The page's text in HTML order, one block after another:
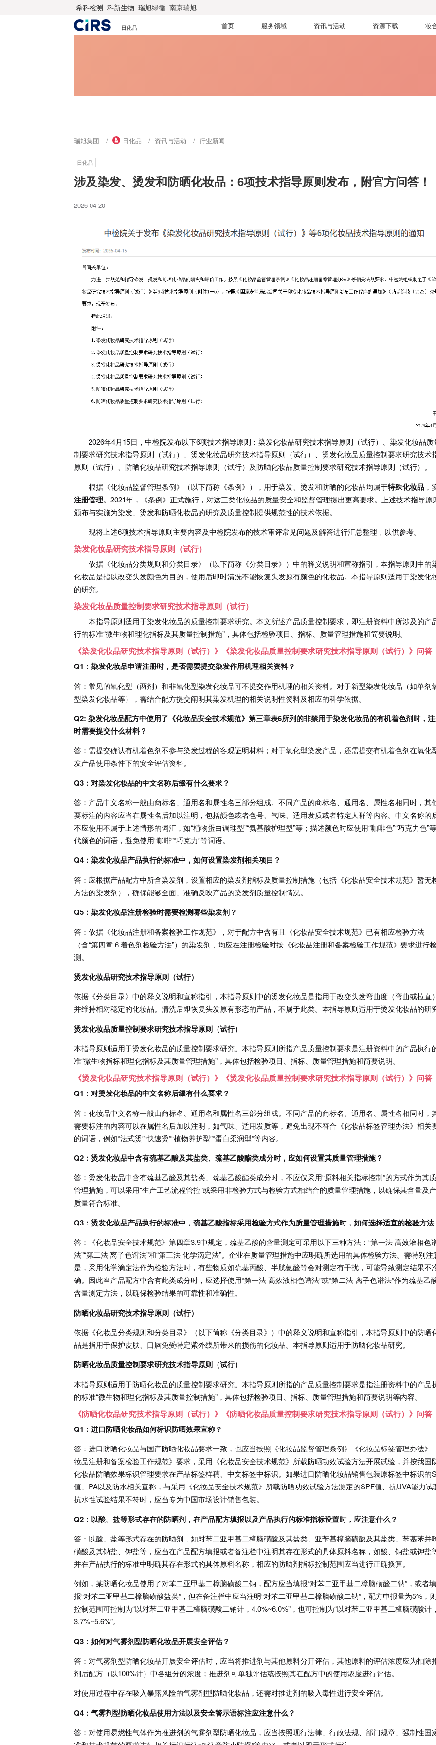
希科检测 科新生物 瑞旭绿循 南京瑞旭
日化品 首页 服务领域 资讯与活动 资源下载 妆
瑞旭集团 日化品 资讯与活动 行业新闻
日化品
涉及染发、烫发和防晒化妆品：6项技术指导原则发布，附官方问答！
2026-04-20
2026年4月15日，中检院发布以下6项技术指导原则：染发化妆品研究技术指导原则（试行）、染发化妆品质
制要求研究技术指导原则（试行）、烫发化妆品研究技术指导原则（试行）、烫发化妆品质量控制要求研究技术
原则（试行）、防晒化妆品研究技术指导原则（试行）及防晒化妆品质量控制要求研究技术指导原则（试行）。
根据《化妆品监督管理条例》（以下简称《条例》），用于染发、烫发和防晒的化妆品均属于特殊化妆品，
注册管理。2021年，《条例》正式施行，对这三类化妆品的质量安全和监督管理提出更高要求。上述技术指导原
颁布与实施为染发、烫发和防晒化妆品的研究及质量控制提供规范性的技术依据。
现将上述6项技术指导原则主要内容及中检院发布的技术审评常见问题及解答进行汇总整理，以供参考。
染发化妆品研究技术指导原则（试行）
依据《化妆品分类规则和分类目录》（以下简称《分类目录》）中的释义说明和宣称指引，本指导原则中的
化妆品是指以改变头发颜色为目的，使用后即时清洗不能恢复头发原有颜色的化妆品。本指导原则适用于染发化
的研究。
染发化妆品质量控制要求研究技术指导原则（试行）
本指导原则适用于染发化妆品的质量控制要求研究。本文所述产品质量控制要求，即注册资料中所涉及的产
行的标准“微生物和理化指标及其质量控制措施”，具体包括检验项目、指标、质量管理措施和简要说明。
《染发化妆品研究技术指导原则（试行）》《染发化妆品质量控制要求研究技术指导原则（试行）》问答
Q1：染发化妆品申请注册时，是否需要提交染发作用机理相关资料？
答：常见的氧化型（两剂）和非氧化型染发化妆品可不提交作用机理的相关资料。对于新型染发化妆品（如单剂
型染发化妆品等），需结合配方提交阐明其染发机理的相关说明性资料及相应的科学依据。
Q2: 染发化妆品配方中使用了《化妆品安全技术规范》第三章表6所列的非禁用于染发化妆品的有机着色剂时，
时需要提交什么材料？
答：需提交确认有机着色剂不参与染发过程的客观证明材料；对于氧化型染发产品，还需提交有机着色剂在氧化
发产品使用条件下的安全评估资料。
Q3：对染发化妆品的中文名称后缀有什么要求？
答：产品中文名称一般由商标名、通用名和属性名三部分组成。不同产品的商标名、通用名、属性名相同时，其
要标注的内容应当在属性名后加以注明，包括颜色或者色号、气味、适用发质或者特定人群等内容。中文名称的
不应使用不属于上述情形的词汇，如“植物蛋白调理型”“氨基酸护理型”等；描述颜色时应使用“咖啡色”“巧克力色”
代颜色的词语，避免使用“咖啡”“巧克力”等词语。
Q4：染发化妆品产品执行的标准中，如何设置染发剂相关项目？
答：应根据产品配方中所含染发剂，设置相应的染发剂指标及质量控制措施（包括《化妆品安全技术规范》暂无
方法的染发剂），确保能够全面、准确反映产品的染发剂质量控制情况。
Q5：染发化妆品注册检验时需要检测哪些染发剂？
答：依据《化妆品注册和备案检验工作规范》，对于配方中含有且《化妆品安全技术规范》已有相应检验方法
（含“第四章 6 着色剂检验方法”）的染发剂，均应在注册检验时按《化妆品注册和备案检验工作规范》要求进行
测。
烫发化妆品研究技术指导原则（试行）
依据《分类目录》中的释义说明和宣称指引，本指导原则中的烫发化妆品是指用于改变头发弯曲度（弯曲或拉直
并维持相对稳定的化妆品。清洗后即恢复头发原有形态的产品，不属于此类。本指导原则适用于烫发化妆品的研究
烫发化妆品质量控制要求研究技术指导原则（试行）
本指导原则适用于烫发化妆品的质量控制要求研究。本指导原则所指产品质量控制要求是注册资料中的产品执行
准“微生物指标和理化指标及其质量管理措施”，具体包括检验项目、指标、质量管理措施和简要说明。
《烫发化妆品研究技术指导原则（试行）》《烫发化妆品质量控制要求研究技术指导原则（试行）》问答
Q1：对烫发化妆品的中文名称后缀有什么要求？
答：化妆品中文名称一般由商标名、通用名和属性名三部分组成。不同产品的商标名、通用名、属性名相同时，
需要标注的内容可以在属性名后加以注明，如气味、适用发质等，避免出现不符合《化妆品标签管理办法》相关
的词语，例如“法式烫”“快速烫”“植物养护型”“蛋白柔润型”等内容。
Q2：烫发化妆品中含有巯基乙酸及其盐类、巯基乙酸酯类成分时，应如何设置其质量管理措施？
答：烫发化妆品中含有巯基乙酸及其盐类、巯基乙酸酯类成分时，不应仅采用“原料相关指标控制”的方式作为其
管理措施，可以采用“生产工艺流程管控”或采用非检验方式与检验方式相结合的质量管理措施，以确保其含量及
质量符合标准。
Q3：烫发化妆品产品执行的标准中，巯基乙酸指标采用检验方式作为质量管理措施时，如何选择适宜的检验方法
答：《化妆品安全技术规范》第四章3.9中规定，巯基乙酸的含量测定可采用以下三种方法：“第一法 高效液相色
法”“第二法 离子色谱法”和“第三法 化学滴定法”。企业在质量管理措施中应明确所选用的具体检验方法。需特别注
是，采用化学滴定法作为检验方法时，有些物质如巯基丙酸、半胱氨酸等会对测定有干扰，可能导致测定结果不
确。因此当产品配方中含有此类成分时，应选择使用“第一法 高效液相色谱法”或“第二法 离子色谱法”作为巯基乙
含量测定方法，以确保检验结果的可靠性和准确性。
防晒化妆品研究技术指导原则（试行）
依据《化妆品分类规则和分类目录》（以下简称《分类目录》）中的释义说明和宣称指引，本指导原则中的防晒
品是指用于保护皮肤、口唇免受特定紫外线所带来的损伤的化妆品。本指导原则适用于防晒化妆品研究。
防晒化妆品质量控制要求研究技术指导原则（试行）
本指导原则适用于防晒化妆品的质量控制要求研究。本指导原则所指的产品质量控制要求是指注册资料中的产品
的标准“微生物和理化指标及其质量控制措施”，具体包括检验项目、指标、质量管理措施和简要说明等内容。
《防晒化妆品研究技术指导原则（试行）》《防晒化妆品质量控制要求研究技术指导原则（试行）》问答
Q1：进口防晒化妆品如何标识防晒效果宣称？
答：进口防晒化妆品与国产防晒化妆品要求一致，也应当按照《化妆品监督管理条例》《化妆品标签管理办法》
妆品注册和备案检验工作规范》要求，采用《化妆品安全技术规范》所载防晒功效试验方法开展试验，并按我国
化妆品防晒效果标识管理要求在产品标签样稿、中文标签中标识。如果进口防晒化妆品销售包装原标签中标识的
值、PA以及防水相关宣称，与采用《化妆品安全技术规范》所载防晒功效试验方法测定的SPF值、抗UVA能力试
抗水性试验结果不符时，应当专为中国市场设计销售包装。
Q2：以酸、盐等形式存在的防晒剂，在产品配方填报以及产品执行的标准指标设置时，应注意什么？
答：以酸、盐等形式存在的防晒剂，如对苯二亚甲基二樟脑磺酸及其盐类、亚苄基樟脑磺酸及其盐类、苯基苯并
磺酸及其钠盐、钾盐等，应当在产品配方填报或者备注栏中注明其存在形式的具体原料名称，如酸、钠盐或钾盐
并在产品执行的标准中明确其存在形式的具体原料名称，相应的防晒剂指标控制范围应当进行正确换算。
例如，某防晒化妆品使用了对苯二亚甲基二樟脑磺酸二钠，配方应当填报“对苯二亚甲基二樟脑磺酸二钠”，或者填
报“对苯二亚甲基二樟脑磺酸盐类”，但在备注栏中应当注明“对苯二亚甲基二樟脑磺酸二钠”，配方申报量为5%，
控制范围可控制为“以对苯二亚甲基二樟脑磺酸二钠计，4.0%~6.0%”，也可控制为“以对苯二亚甲基二樟脑磺酸计，
3.7%~5.6%”。
Q3：如何对气雾剂型防晒化妆品开展安全评估？
答：对气雾剂型防晒化妆品开展安全评估时，应当将推进剂与其他原料分开评估，其他原料的评估浓度应为扣除
剂后配方（以100%计）中各组分的浓度；推进剂可单独评估或按照其在配方中的使用浓度进行评估。
对使用过程中存在吸入暴露风险的气雾剂型防晒化妆品，还需对推进剂的吸入毒性进行安全评估。
Q4：气雾剂型防晒化妆品使用方法以及安全警示语标注应注意什么？
答：对使用易燃性气体作为推进剂的气雾剂型防晒化妆品，应当按照现行法律、行政法规、部门规章、强制性国